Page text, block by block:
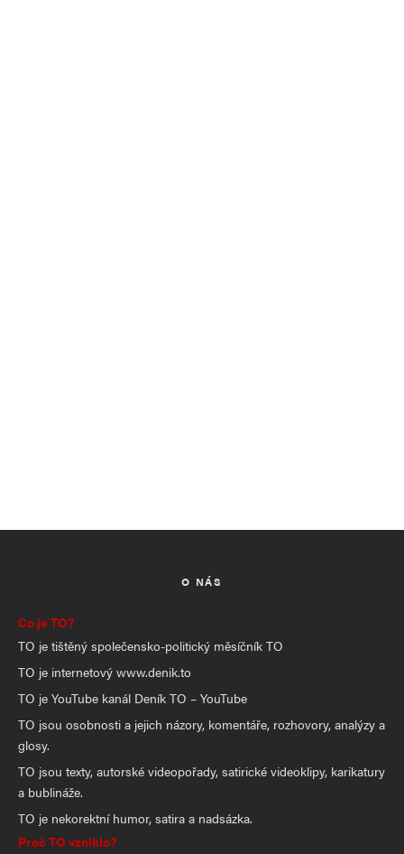
O NÁS
Co je TO?
TO je tištěný společensko-politický měsíčník TO
TO je internetový www.denik.to
TO je YouTube kanál Deník TO – YouTube
TO jsou osobnosti a jejich názory, komentáře, rozhovory, analýzy a
glosy.
TO jsou texty, autorské videopořady, satirické videoklipy, karikatury
a bublináže.
TO je nekorektní humor, satira a nadsázka.
Proč TO vzniklo?